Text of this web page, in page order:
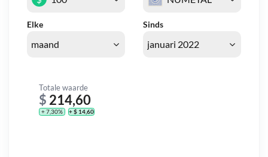
Elke Sinds
Totale waarde
$ 214,60
+ 7,30% + $ 14,60